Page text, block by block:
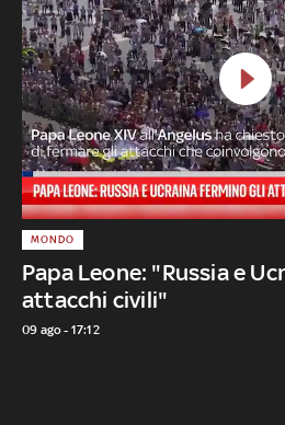
Papa Leone: "Russia e
attacchi civili"
MONDO
09 ago - 17:12